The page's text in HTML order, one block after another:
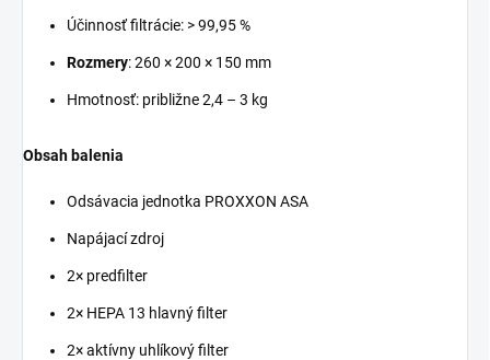
Účinnosť filtrácie: > 99,95 %
Rozmery: 260 × 200 × 150 mm
Hmotnosť: približne 2,4 – 3 kg
Obsah balenia
Odsávacia jednotka PROXXON ASA
Napájací zdroj
2× predfilter
2× HEPA 13 hlavný filter
2× aktívny uhlíkový filter